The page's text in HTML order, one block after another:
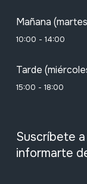
Mañana
10:00 - 14:00
Tarde
15:00 - 18:00
Suscríbete
informarte